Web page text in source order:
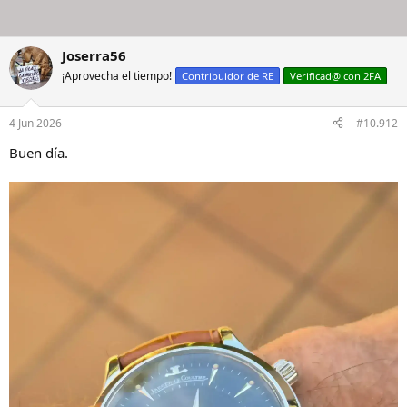
Joserra56
¡Aprovecha el tiempo! Contribuidor de RE Verificad@ con 2FA
4 Jun 2026 #10.912
Buen día.